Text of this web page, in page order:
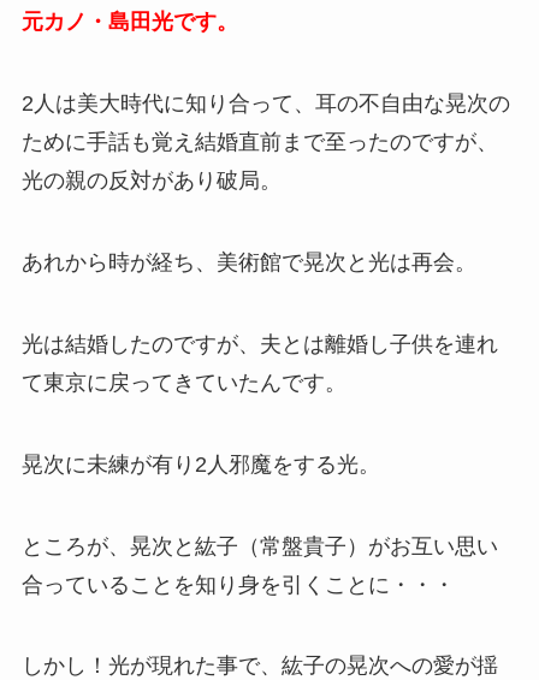
元カノ・島田光です。
2人は美大時代に知り合って、耳の不自由な晃次の
ために手話も覚え結婚直前まで至ったのですが、
光の親の反対があり破局。
あれから時が経ち、美術館で晃次と光は再会。
光は結婚したのですが、夫とは離婚し子供を連れ
て東京に戻ってきていたんです。
晃次に未練が有り2人邪魔をする光。
ところが、晃次と紘子（常盤貴子）がお互い思い
合っていることを知り身を引くことに・・・
しかし！光が現れた事で、紘子の晃次への愛が揺